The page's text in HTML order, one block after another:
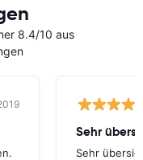
8.4/10 aus
Sehr